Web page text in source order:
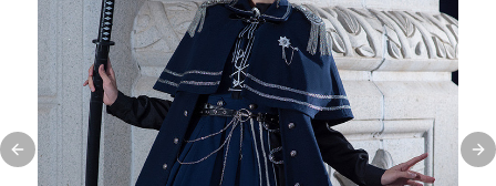
Previous slide